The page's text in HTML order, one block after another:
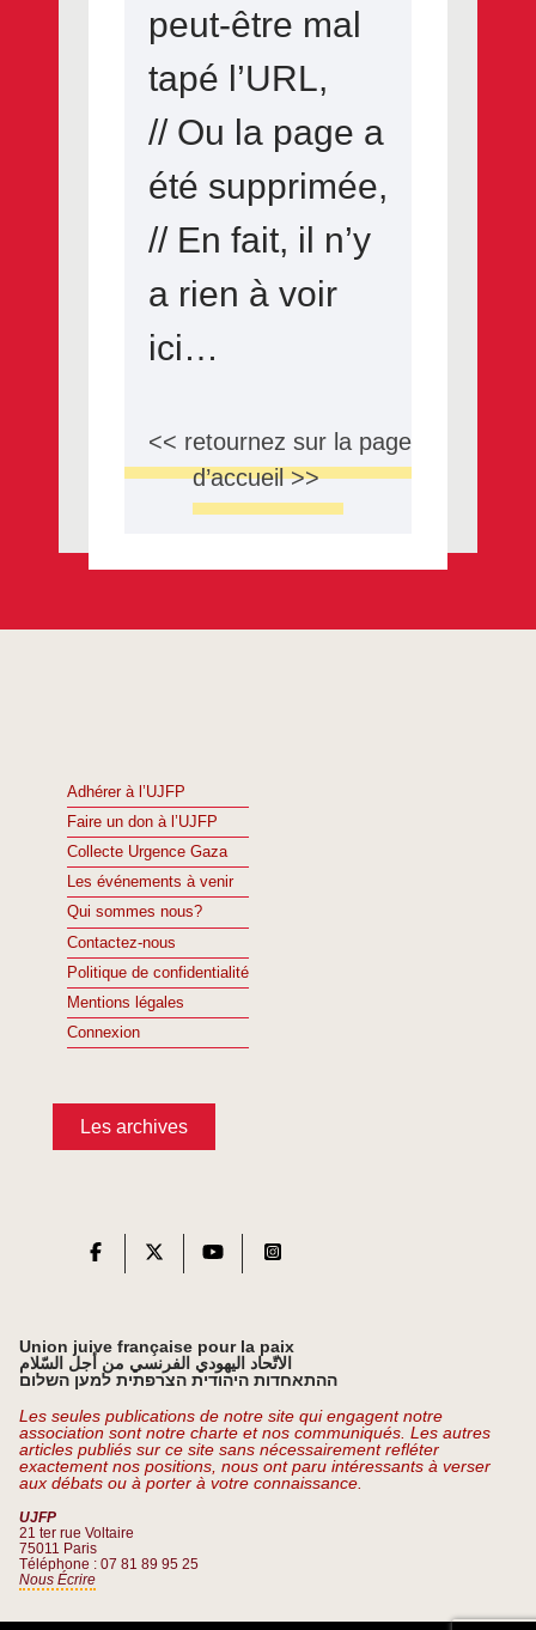
peut-être mal
tapé l’URL,
// Ou la page a
été supprimée,
// En fait, il n’y
a rien à voir
ici…
<< retournez sur la page
d’accueil >>
Adhérer à l’UJFP
Faire un don à l’UJFP
Collecte Urgence Gaza
Les événements à venir
Qui sommes nous?
Contactez-nous
Politique de confidentialité
Mentions légales
Connexion
Les archives
Union juive française pour la paix
الاتّحاد اليهودي الفرنسي من أجل السّلام
ההתאחדות היהודית הצרפתית למען השלום
Les seules publications de notre site qui engagent notre
association sont notre charte et nos communiqués. Les autres
articles publiés sur ce site sans nécessairement refléter
exactement nos positions, nous ont paru intéressants à verser
aux débats ou à porter à votre connaissance.
UJFP
21 ter rue Voltaire
75011 Paris
Téléphone : 07 81 89 95 25
Nous Écrire